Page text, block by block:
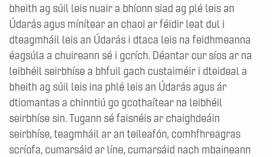
bheith ag súil leis nuair a bhíonn siad ag plé leis an
Údarás agus mínítear an chaoi ar féidir leat dul i
dteagmháil leis an Údarás i dtaca leis na feidhmeanna
éagsúla a chuireann sé i gcrích. Déantar cur síos ar na
leibhéil seirbhíse a bhfuil gach custaiméir i dteideal a
bheith ag súil leis ina phlé leis an Údarás agus ár
dtiomantas a chinntiú go gcothaítear na leibhéil
seirbhíse sin. Tugann sé faisnéis ar chaighdeáin
seirbhíse, teagmháil ar an teileafón, comhfhreagras
scríofa, cumarsáid ar líne, cumarsáid nach mbaineann